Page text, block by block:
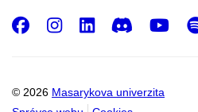
© 2026 Masarykova univerzita
Facebook
Instagram
LinkedIn